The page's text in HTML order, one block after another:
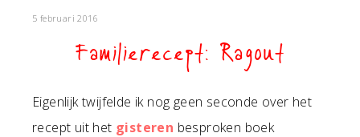
5 februari 2016
Familierecept: Ragout
Eigenlijk twijfelde ik nog geen seconde over het
recept uit het gisteren besproken boek